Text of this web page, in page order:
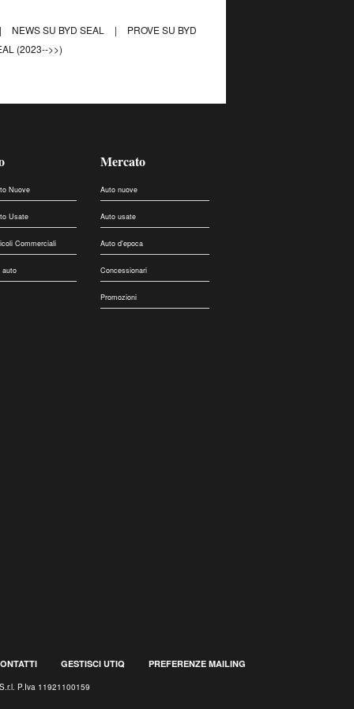
| NEWS SU BYD SEAL |
PROVE SU BYD
(2023-->>)
Nuove
Usate
Commerciali
auto
Mercato
Auto nuove
Auto usate
Auto d'epoca
Concessionari
Promozioni
GESTISCI UTIQ PREFERENZE MAILING
P.Iva 11921100159